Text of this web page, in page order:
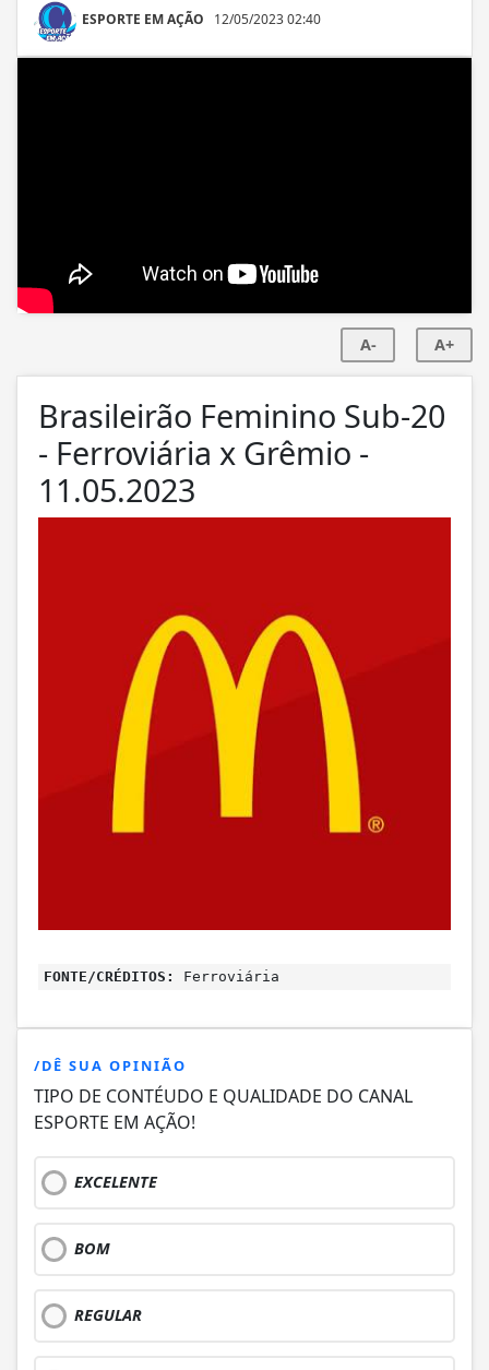
ESPORTE EM AÇÃO 12/05/2023 02:40
A- A+
Brasileirão Feminino Sub-20
- Ferroviária x Grêmio -
11.05.2023
FONTE/CRÉDITOS: Ferroviária
/DÊ SUA OPINIÃO
TIPO DE CONTÉUDO E QUALIDADE DO CANAL
ESPORTE EM AÇÃO!
EXCELENTE
BOM
REGULAR